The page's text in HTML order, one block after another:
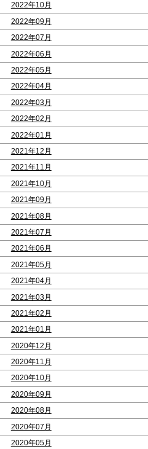
2022年10月
2022年09月
2022年07月
2022年06月
2022年05月
2022年04月
2022年03月
2022年02月
2022年01月
2021年12月
2021年11月
2021年10月
2021年09月
2021年08月
2021年07月
2021年06月
2021年05月
2021年04月
2021年03月
2021年02月
2021年01月
2020年12月
2020年11月
2020年10月
2020年09月
2020年08月
2020年07月
2020年05月